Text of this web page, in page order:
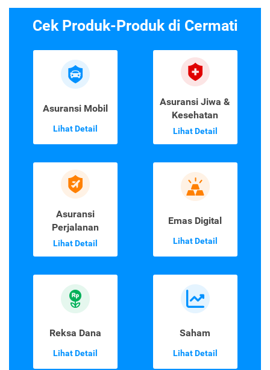
Cek Produk-Produk di Cermati
Asuransi Mobil
Lihat Detail
Asuransi Jiwa &
Kesehatan
Lihat Detail
Asuransi
Perjalanan
Lihat Detail
Emas Digital
Lihat Detail
Reksa Dana
Lihat Detail
Saham
Lihat Detail